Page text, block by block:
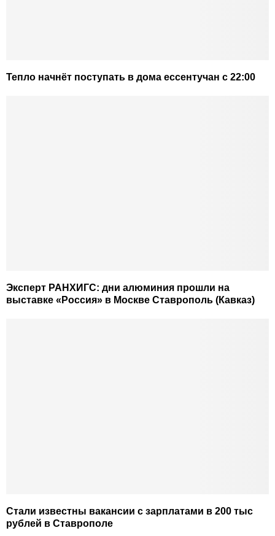
Тепло начнёт поступать в дома ессентучан с 22:00
Эксперт РАНХИГС: дни алюминия прошли на
выставке «Россия» в Москве Ставрополь (Кавказ)
Стали известны вакансии с зарплатами в 200 тыс
рублей в Ставрополе